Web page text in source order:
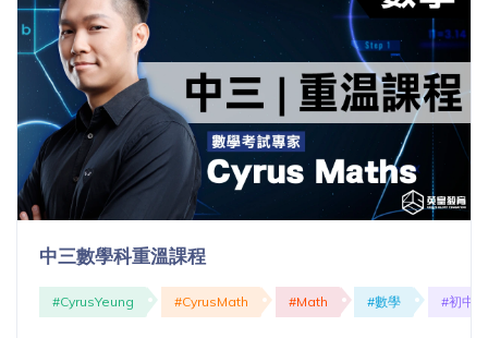
中三數學科重溫課程
#CyrusYeung #CyrusMath #Math #數學 #初中